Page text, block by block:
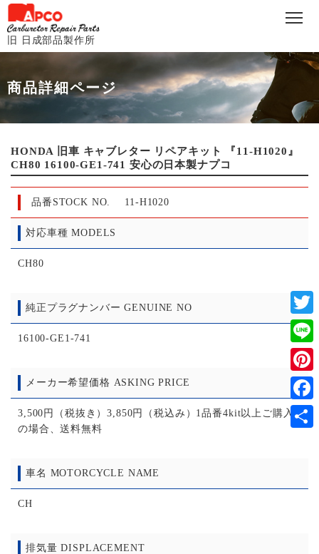
旧 日成部品製作所
商品詳細ページ
HONDA 旧車 キャブレター リペアキット 『11-H1020』
CH80 16100-GE1-741 安心の日本製ナプコ
品番STOCK NO. 11-H1020
対応車種 MODELS
CH80
純正プラグナンバー GENUINE NO
16100-GE1-741
メーカー希望価格 ASKING PRICE
3,500円（税抜き）3,850円（税込み）1品番4kit以上ご購入
の場合、送料無料
車名 MOTORCYCLE NAME
CH
排気量 DISPLACEMENT
Line